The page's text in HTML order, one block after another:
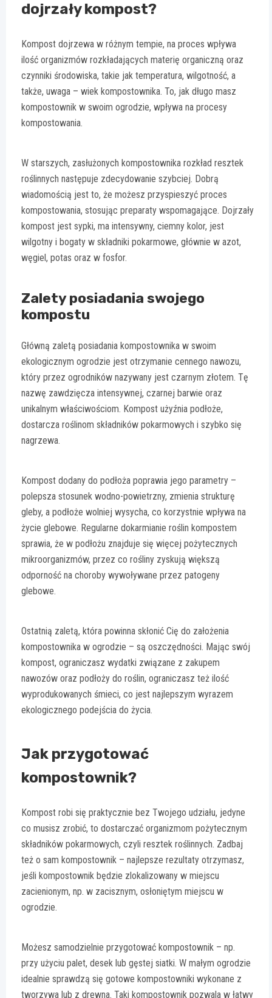
dojrzały kompost?
Kompost dojrzewa w różnym tempie, na proces wpływa
ilość organizmów rozkładających materię organiczną oraz
czynniki środowiska, takie jak temperatura, wilgotność, a
także, uwaga – wiek kompostownika. To, jak długo masz
kompostownik w swoim ogrodzie, wpływa na procesy
kompostowania.
W starszych, zasłużonych kompostownika rozkład resztek
roślinnych następuje zdecydowanie szybciej. Dobrą
wiadomością jest to, że możesz przyspieszyć proces
kompostowania, stosując preparaty wspomagające. Dojrzały
kompost jest sypki, ma intensywny, ciemny kolor, jest
wilgotny i bogaty w składniki pokarmowe, głównie w azot,
węgiel, potas oraz w fosfor.
Zalety posiadania swojego
kompostu
Główną zaletą posiadania kompostownika w swoim
ekologicznym ogrodzie jest otrzymanie cennego nawozu,
który przez ogrodników nazywany jest czarnym złotem. Tę
nazwę zawdzięcza intensywnej, czarnej barwie oraz
unikalnym właściwościom. Kompost użyźnia podłoże,
dostarcza roślinom składników pokarmowych i szybko się
nagrzewa.
Kompost dodany do podłoża poprawia jego parametry –
polepsza stosunek wodno-powietrzny, zmienia strukturę
gleby, a podłoże wolniej wysycha, co korzystnie wpływa na
życie glebowe. Regularne dokarmianie roślin kompostem
sprawia, że w podłożu znajduje się więcej pożytecznych
mikroorganizmów, przez co rośliny zyskują większą
odporność na choroby wywoływane przez patogeny
glebowe.
Ostatnią zaletą, która powinna skłonić Cię do założenia
kompostownika w ogrodzie – są oszczędności. Mając swój
kompost, ograniczasz wydatki związane z zakupem
nawozów oraz podłoży do roślin, ograniczasz też ilość
wyprodukowanych śmieci, co jest najlepszym wyrazem
ekologicznego podejścia do życia.
Jak przygotować
kompostownik?
Kompost robi się praktycznie bez Twojego udziału, jedyne
co musisz zrobić, to dostarczać organizmom pożytecznym
składników pokarmowych, czyli resztek roślinnych. Zadbaj
też o sam kompostownik – najlepsze rezultaty otrzymasz,
jeśli kompostownik będzie zlokalizowany w miejscu
zacienionym, np. w zacisznym, osłoniętym miejscu w
ogrodzie.
Możesz samodzielnie przygotować kompostownik – np.
przy użyciu palet, desek lub gęstej siatki. W małym ogrodzie
idealnie sprawdzą się gotowe kompostowniki wykonane z
tworzywa lub z drewna. Taki kompostownik pozwala w łatwy